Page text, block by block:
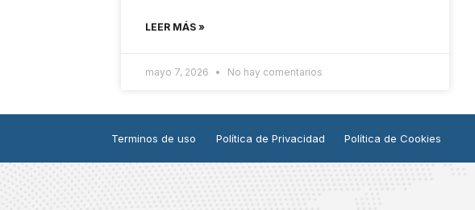
LEER MÁS »
mayo 7, 2026 No hay comentarios
Terminos de uso Política de Privacidad Política de Cookies